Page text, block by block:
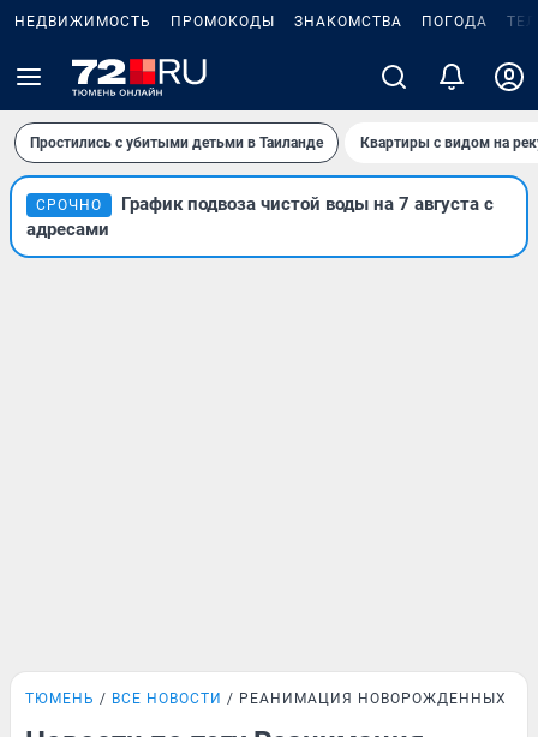
НЕДВИЖИМОСТЬ ПРОМОКОДЫ ЗНАКОМСТВА ПОГОДА
Простились с убитыми детьми в Таиланде Квартиры с видом на
СРОЧНО
График подвоза чистой воды на 7 августа с
адресами
ТЮМЕНЬ ВСЕ НОВОСТИ РЕАНИМАЦИЯ НОВОРОЖДЕННЫХ